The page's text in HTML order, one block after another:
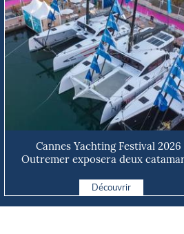
Cannes Yachting Festival 2026
Outremer exposera deux
Découvrir